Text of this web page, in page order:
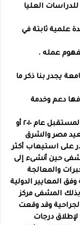
العليا
علمية ثابتة في
يجدر بنا ذكر ما
دعم وخدمة
•مشفى لطب الأسنان افتتحت جامعة المستقبل عام ٢٠١٠ أو
مصر والشرق
متر مربع قادر على استيعاب أكثر
حين أنشىء إلى
والمعالجة
المعايير الدولية
بذلك المشفى مركز
وقد وقعت
درجات